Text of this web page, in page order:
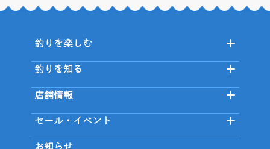
釣りを楽しむ
釣りを知る
店舗情報
セール・イベント